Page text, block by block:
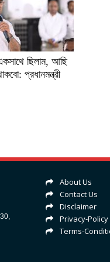
ছিলাম, আছি
প্রধানমন্ত্রী
About Us
Contact Us
Disclaimer
Privacy-Policy
Terms-